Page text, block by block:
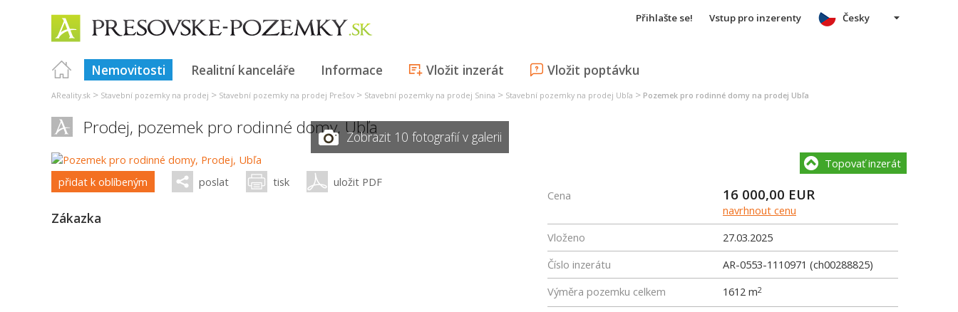
Přihlašte se! Vstup pro inzerenty
Nemovitosti Realitní kanceláře Informace Vložit inzerát Vložit poptávku
Česky
AReality.sk > Stavební pozemky na prodej > Stavební pozemky na prodej Prešov > Stavební pozemky na prodej Snina > Stavební pozemky na prodej Ubľa > Pozemek pro rodinné domy na prodej Ubľa
Prodej, pozemek pro rodinné domy,Ubľa
Zobrazit 10 fotografií v galerii
přidat k oblíbeným poslat tisk uložit PDF
Zákazka
Topovať inzerát
Cena 16 000,00 EUR
navrhnout cenu
Vloženo
27.03.2025
Číslo inzerátu
AR-0553-1110971 (ch00288825)
Výměra pozemku celkem
1612 m2